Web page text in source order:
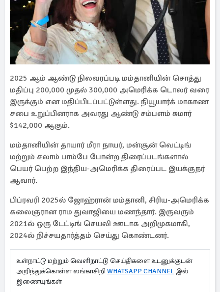
2025 ஆம் ஆண்டு நிலவரப்படி மம்தானியின் சொத்து
மதிப்பு 200,000 முதல் 300,000 அமெரிக்க டொலர் வரை
இருக்கும் என மதிப்பிடப்பட்டுள்ளது. நியூயார்க் மாகாண
சபை உறுப்பினராக அவரது ஆண்டு சம்பளம் சுமார்
$142,000 ஆகும்.
மம்தானியின் தாயார் மீரா நாயர், மன்சூன் வெட்டிங்
மற்றும் சலாம் பாம்பே போன்ற திரைப்படங்களால்
பெயர் பெற்ற இந்திய-அமெரிக்க திரைப்பட இயக்குநர்
ஆவார்.
பிப்ரவரி 2025ல் ஜோஹ்ரான் மம்தானி, சிரிய-அமெரிக்க
கலைஞரான ராம துவாஜியை மணந்தார். இருவரும்
2021ல் ஒரு டேட்டிங் செயலி ஊடாக அறிமுகமாகி,
2024ல் நிச்சயதார்த்தம் செய்து கொண்டனர்.
உள்நாட்டு மற்றும் வெளிநாட்டு செய்திகளை உடனுக்குடன்
அறிந்துக்கொள்ள லங்காசிறி WHATSAPP CHANNEL இல்
இணையுங்கள்